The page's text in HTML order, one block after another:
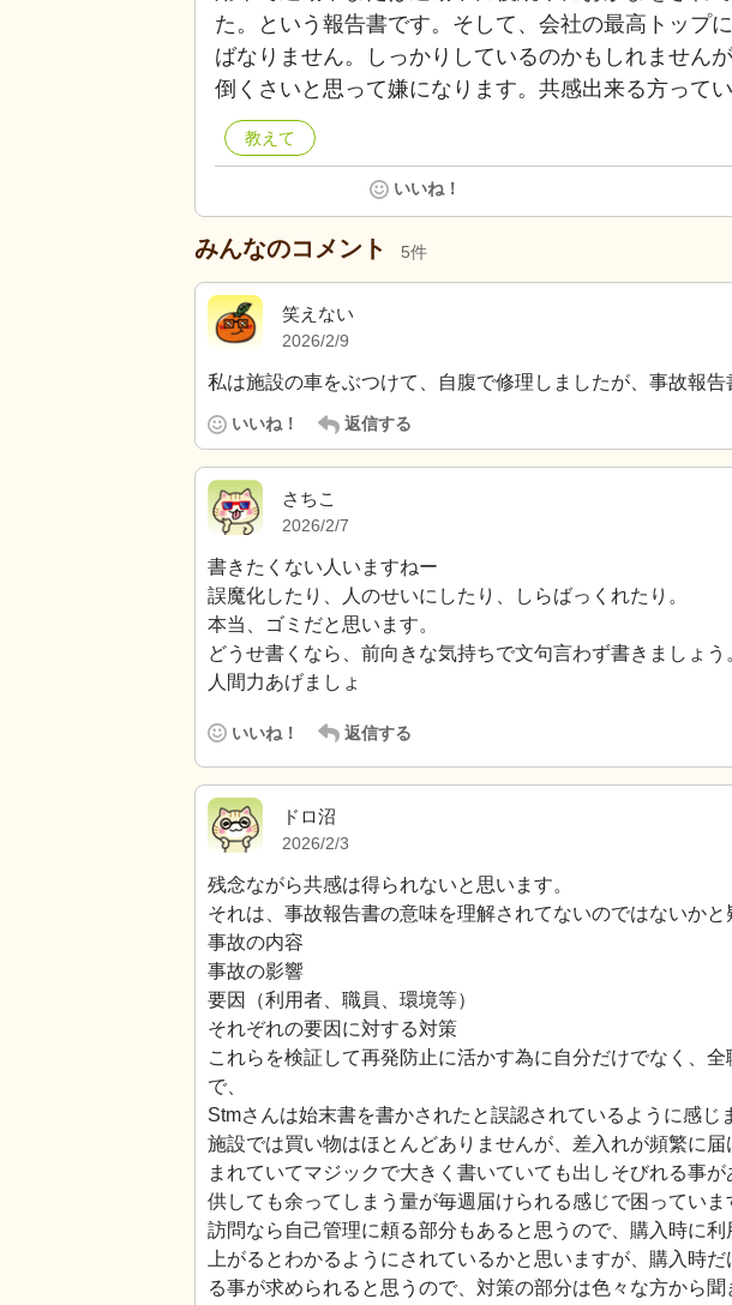
た。という報告書です。そして、会社の最高トップ
ばなりません。しっかりしているのかもしれません
倒くさいと思って嫌になります。共感出来る方って
教えて
いいね！
みんなのコメント 5件
笑えない
2026/2/9
私は施設の車をぶつけて、自腹で修理しましたが、事故報告
いいね！ 返信する
さちこ
2026/2/7
書きたくない人いますねー
誤魔化したり、人のせいにしたり、しらばっくれたり。
本当、ゴミだと思います。
どうせ書くなら、前向きな気持ちで文句言わず書きましょう
人間力あげましょ
いいね！ 返信する
ドロ沼
2026/2/3
残念ながら共感は得られないと思います。
それは、事故報告書の意味を理解されてないのではないかと
事故の内容
事故の影響
要因（利用者、職員、環境等）
それぞれの要因に対する対策
これらを検証して再発防止に活かす為に自分だけでなく、
で、
Stmさんは始末書を書かされたと誤認されているように感じ
施設では買い物はほとんどありませんが、差入れが頻繁に
まれていてマジックで大きく書いていても出しそびれる事
供しても余ってしまう量が毎週届けられる感じで困っていま
訪問なら自己管理に頼る部分もあると思うので、購入時に
上がるとわかるようにされているかと思いますが、購入時
る事が求められると思うので、対策の部分は色々な方から